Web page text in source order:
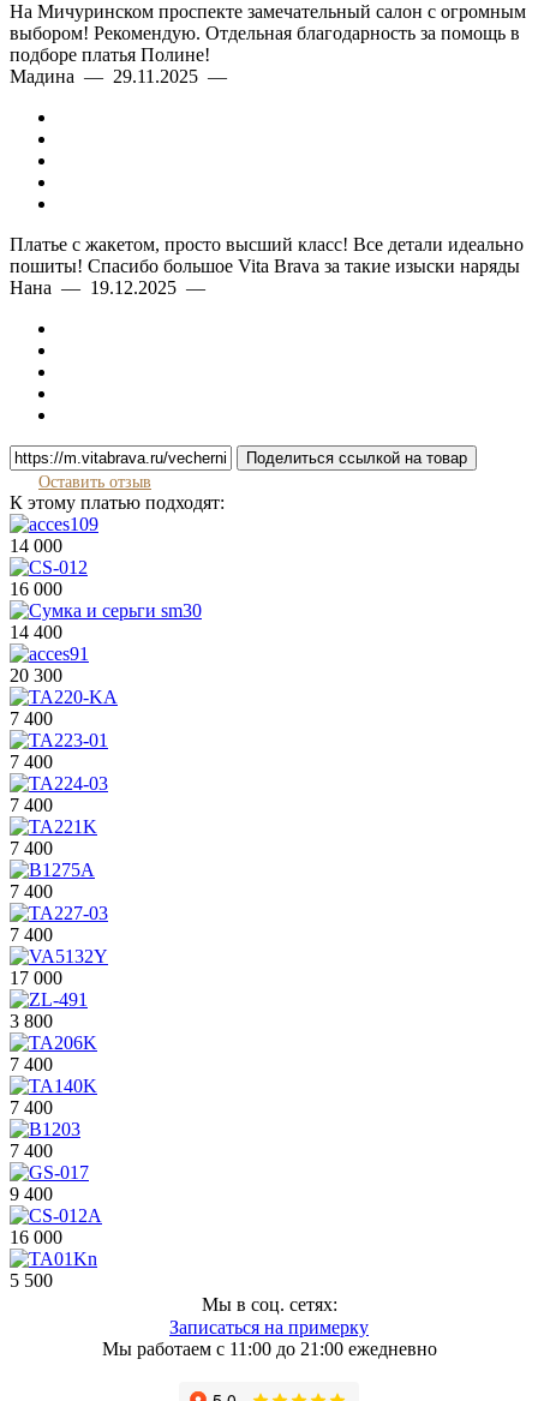
На Мичуринском проспекте замечательный салон с огромным
выбором! Рекомендую. Отдельная благодарность за помощь в
подборе платья Полине!
Мадина — 29.11.2025 —
Платье с жакетом, просто высший класс! Все детали идеально
пошиты! Спасибо большое Vita Brava за такие изыски наряды
Нана — 19.12.2025 —
Поделиться ссылкой на товар
Оставить отзыв
К этому платью подходят:
14 000
16 000
14 400
20 300
7 400
7 400
7 400
7 400
7 400
7 400
17 000
3 800
7 400
7 400
7 400
9 400
16 000
5 500
Мы в соц. сетях:
Записаться на примерку
Мы работаем с 11:00 до 21:00 ежедневно